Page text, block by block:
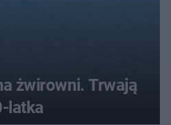
żwirowni. Trwają
latka